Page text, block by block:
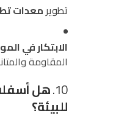
تطويرمعدات
الابتكار في
المقاومة
10. هل
للبيئة؟